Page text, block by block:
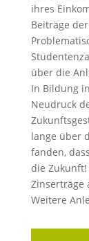
ihres
Beiträge
über die
In Bildung
Neudruck
lange über
fanden,
die
Zinserträge
Weitere